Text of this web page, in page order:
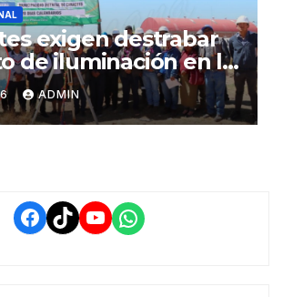
exigen destrabar
de iluminación en la
Puno y alertan por
que pone en riesgo a
ADMIN
Facebook
TikTokYouTube
WhatsApp